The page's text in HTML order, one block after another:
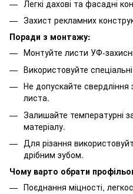
Легкі дахові та фасадні
Захист рекламних
Поради з монтажу:
Монтуйте листи УФ-
Використовуйте
Не допускайте
листа.
Залишайте температурні
матеріалу.
Для різання
дрібним зубом.
Чому варто обрати
Поєднання міцності,